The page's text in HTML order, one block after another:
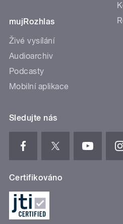
mujRozhlas
Živé vysílání
Audioarchiv
Podcasty
Mobilní aplikace
Sledujte nás
Certifikováno